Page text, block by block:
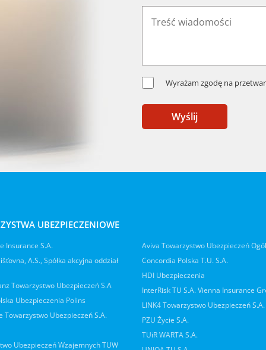
Wyrażam zgodę na
Wyślij
UBEZPIECZENIOWE
Insurance S.A.
A.S., Spółka akcyjna oddział
Towarzystwo Ubezpieczeń S.A
Ubezpieczenia Polins
Towarzystwo Ubezpieczeń S.A.
Ubezpieczeń Wzajemnych TUW
Aviva Towarzystwo Ubezpieczeń
Concordia Polska T.U. S.A.
HDI Ubezpieczenia
InterRisk TU S.A. Vienna Insurance
LINK4 Towarzystwo Ubezpieczeń S.A.
PZU Życie S.A.
TUiR WARTA S.A.